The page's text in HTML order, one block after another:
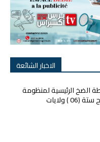
الاخبار الشائعة
الضخ الرئيسية لمنظومة
) ولايات